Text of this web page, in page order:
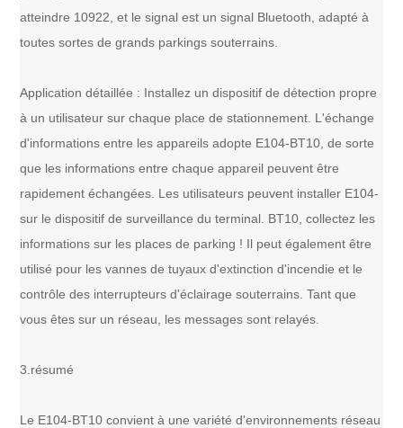
atteindre 10922, et le signal est un signal Bluetooth, adapté à
toutes sortes de grands parkings souterrains.
Application détaillée : Installez un dispositif de détection propre
à un utilisateur sur chaque place de stationnement. L'échange
d'informations entre les appareils adopte E104-BT10, de sorte
que les informations entre chaque appareil peuvent être
rapidement échangées. Les utilisateurs peuvent installer E104-
sur le dispositif de surveillance du terminal. BT10, collectez les
informations sur les places de parking ! Il peut également être
utilisé pour les vannes de tuyaux d'extinction d'incendie et le
contrôle des interrupteurs d'éclairage souterrains. Tant que
vous êtes sur un réseau, les messages sont relayés.
3.résumé
Le E104-BT10 convient à une variété d'environnements réseau